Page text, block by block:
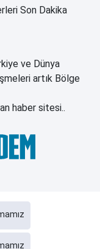
Son Dakika
ve Dünya
artık Bölge
haber sitesi..